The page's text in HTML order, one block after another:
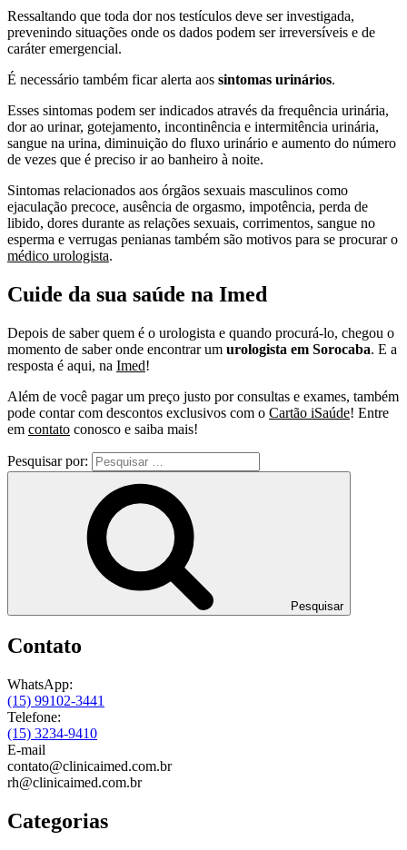
Ressaltando que toda dor nos testículos deve ser investigada,
prevenindo situações onde os dados podem ser irreversíveis e de
caráter emergencial.
É necessário também ficar alerta aos sintomas urinários.
Esses sintomas podem ser indicados através da frequência urinária,
dor ao urinar, gotejamento, incontinência e intermitência urinária,
sangue na urina, diminuição do fluxo urinário e aumento do número
de vezes que é preciso ir ao banheiro à noite.
Sintomas relacionados aos órgãos sexuais masculinos como
ejaculação precoce, ausência de orgasmo, impotência, perda de
libido, dores durante as relações sexuais, corrimentos, sangue no
esperma e verrugas penianas também são motivos para se procurar o
médico urologista.
Cuide da sua saúde na Imed
Depois de saber quem é o urologista e quando procurá-lo, chegou o
momento de saber onde encontrar um urologista em Sorocaba. E a
resposta é aqui, na Imed!
Além de você pagar um preço justo por consultas e exames, também
pode contar com descontos exclusivos com o Cartão iSaúde! Entre
em contato conosco e saiba mais!
Pesquisar por:
Pesquisar
Contato
WhatsApp:
(15) 99102-3441
Telefone:
(15) 3234-9410
E-mail
contato@clinicaimed.com.br
rh@clinicaimed.com.br
Categorias